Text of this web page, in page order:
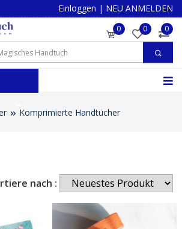
Einloggen | NEU ANMELDEN
0 0 0
Komprimierte Handtücher
nach :